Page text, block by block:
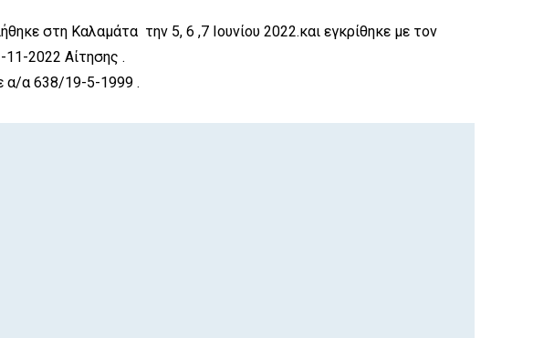
στη Καλαμάτα την 5, 6 ,7 Ιουνίου 2022.και εγκρίθηκε με τον
2022 Αίτησης .
α/α 638/19-5-1999 .